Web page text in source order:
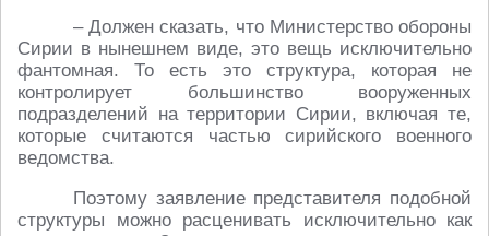
– Должен сказать, что Министерство обороны
Сирии в нынешнем виде, это вещь исключительно
фантомная. То есть это структура, которая не
контролирует большинство вооруженных
подразделений на территории Сирии, включая те,
которые считаются частью сирийского военного
ведомства.
Поэтому заявление представителя подобной
структуры можно расценивать исключительно как